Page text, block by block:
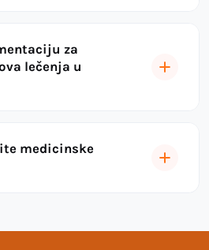
za
lečenja u
medicinske